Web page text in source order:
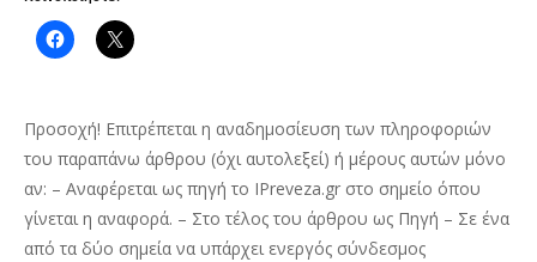
Προσοχή! Επιτρέπεται η αναδημοσίευση των πληροφοριών
του παραπάνω άρθρου (όχι αυτολεξεί) ή μέρους αυτών μόνο
αν: – Αναφέρεται ως πηγή το IPreveza.gr στο σημείο όπου
γίνεται η αναφορά. – Στο τέλος του άρθρου ως Πηγή – Σε ένα
από τα δύο σημεία να υπάρχει ενεργός σύνδεσμος